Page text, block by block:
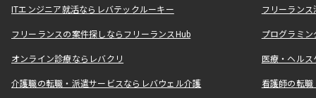
ITエンジニア就活ならレバテックルーキー フリーラン
フリーランスの案件探しならフリーランスHub プログラミ
オンライン診療ならレバクリ 医療・ヘル
介護職の転職・派遣サービスならレバウェル介護 看護師の転